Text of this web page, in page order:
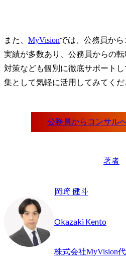
また、 MyVisionでは、公務員か
実績が多数あり、公務員からの
対策なども個別に徹底サポート
集として気軽に活用してみてくだ
著者
岡﨑 健斗
Okazaki Kento
株式会社MyVision